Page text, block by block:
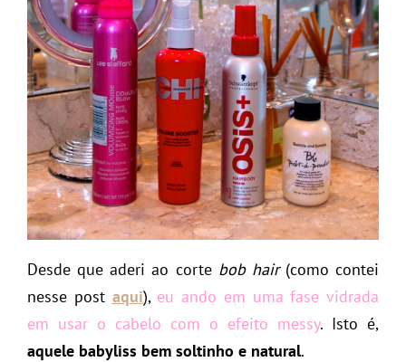
Desde que aderi ao corte bob hair(como contei
nesse post aqui), eu ando em uma fase vidrada
em usar o cabelo com o efeito messy. Isto é,
aquele babyliss bem soltinho e natural.